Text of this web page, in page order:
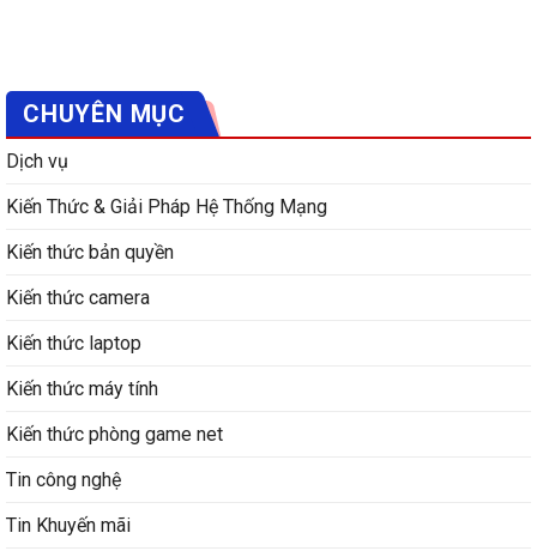
CHUYÊN MỤC
Dịch vụ
Kiến Thức & Giải Pháp Hệ Thống Mạng
Kiến thức bản quyền
Kiến thức camera
Kiến thức laptop
Kiến thức máy tính
Kiến thức phòng game net
Tin công nghệ
Tin Khuyến mãi